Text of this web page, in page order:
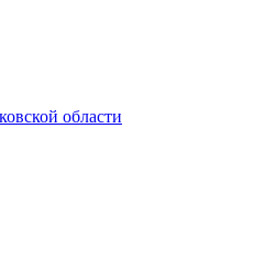
области